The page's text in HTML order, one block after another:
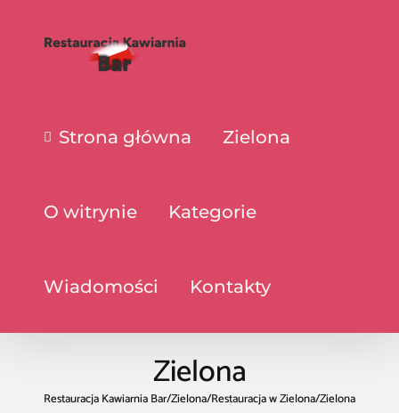
Strona główna Zielona
O witrynie Kategorie
Wiadomości Kontakty
Zielona
Restauracja Kawiarnia Bar/Zielona/Restauracja w Zielona/Zielona